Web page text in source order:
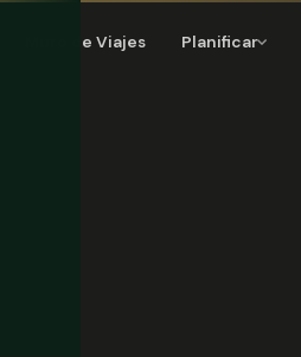
Muro de Viajes Planificar